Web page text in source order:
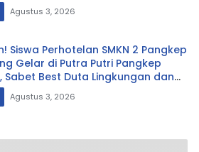
Agustus 3, 2026
Siswa Perhotelan SMKN 2 Pangkep
Gelar di Putra Putri Pangkep
Sabet Best Duta Lingkungan dan
Agustus 3, 2026